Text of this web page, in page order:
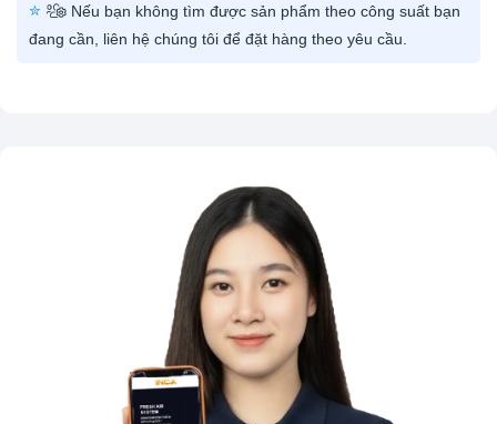
Nếu bạn không tìm được sản phẩm theo công suất bạn
đang cần, liên hệ chúng tôi để đặt hàng theo yêu cầu.